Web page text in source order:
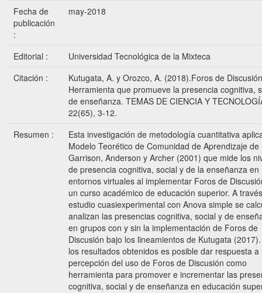
Fecha de
publicación
:
may-2018
Editorial :
Universidad Tecnológica de la Mixteca
Citación :
Kutugata, A. y Orozco, A. (2018).Foros de
Herramienta que promueve la presencia cognitiva,
de enseñanza. TEMAS DE CIENCIA Y
22(65), 3-12.
Resumen :
Esta investigación de metodología cuantitativa
Modelo Teorético de Comunidad de Aprendizaje de
Garrison, Anderson y Archer (2001) que mide los
de presencia cognitiva, social y de la enseñanza en
entornos virtuales al implementar Foros de
un curso académico de educación superior. A
estudio cuasiexperimental con Anova simple se
analizan las presencias cognitiva, social y de
en grupos con y sin la implementación de Foros de
Discusión bajo los lineamientos de Kutugata
los resultados obtenidos es posible dar respuesta a
percepción del uso de Foros de Discusión como
herramienta para promover e incrementar las
cognitiva, social y de enseñanza en educación